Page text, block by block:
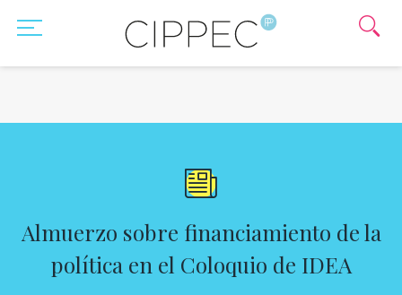
Almuerzo sobre financiamiento de la
política en el Coloquio de IDEA